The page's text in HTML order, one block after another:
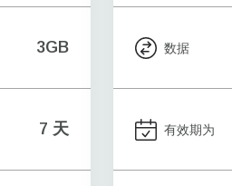
3GB
7 天
数据
有效期为